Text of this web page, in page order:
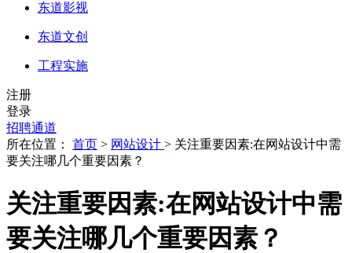
东道影视
东道文创
工程实施
注册
登录
招聘通道
所在位置： 首页 > 网站设计 > 关注重要因素:在网站设计中需
要关注哪几个重要因素？
关注重要因素:在网站设计中需
要关注哪几个重要因素？